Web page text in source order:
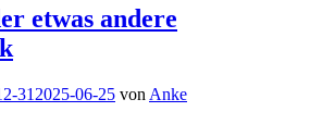
etwas andere
31 2025-06-25 von Anke